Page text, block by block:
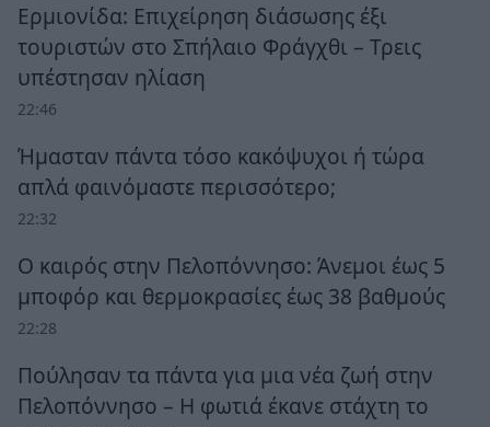
Ερμιονίδα: Επιχείρηση διάσωσης έξι
τουριστών στο Σπήλαιο Φράγχθι – Τρεις
υπέστησαν ηλίαση
22:46
Ήμασταν πάντα τόσο κακόψυχοι ή τώρα
απλά φαινόμαστε περισσότερο;
22:32
Ο καιρός στην Πελοπόννησο: Άνεμοι έως 5
μποφόρ και θερμοκρασίες έως 38 βαθμούς
22:28
Πούλησαν τα πάντα για μια νέα ζωή στην
Πελοπόννησο – Η φωτιά έκανε στάχτη το